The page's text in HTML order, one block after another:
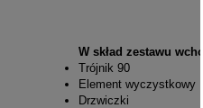
W skład zestawu
Trójnik 90
Element wyczystkowy
Drzwiczki